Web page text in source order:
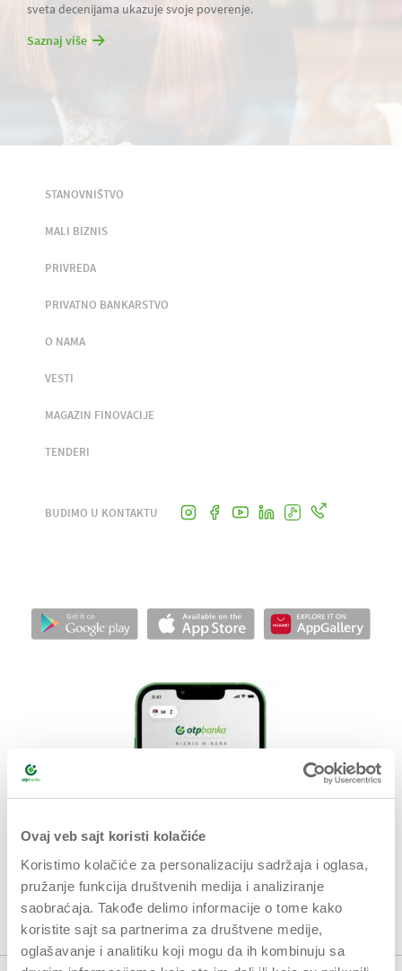
Ovaj veb sajt koristi kolačiće
Koristimo kolačiće za personalizaciju sadržaja i oglasa,
pružanje funkcija društvenih medija i analiziranje
saobraćaja. Takođe delimo informacije o tome kako
koristite sajt sa partnerima za društvene medije,
oglašavanje i analitiku koji mogu da ih kombinuju sa
sveta decenijama ukazuje svoje poverenje.
Saznaj više
STANOVNIŠTVO
MALI BIZNIS
PRIVREDA
PRIVATNO BANKARSTVO
O NAMA
VESTI
MAGAZIN FINOVACIJE
TENDERI
BUDIMO U KONTAKTU